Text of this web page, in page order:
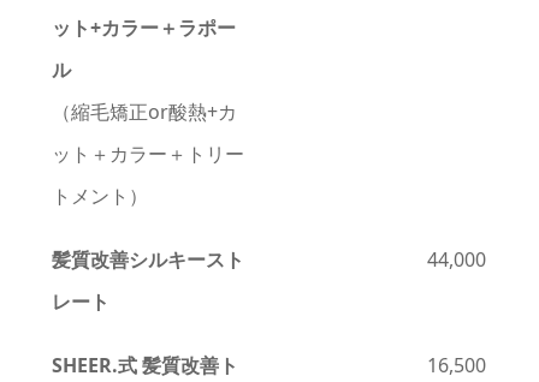
ット+カラー＋ラポー
ル
（縮毛矯正or酸熱+カ
ット＋カラー＋トリー
トメント）
髪質改善シルキースト
レー ト
44,000
SHEER.式 髪質改善ト
16,500